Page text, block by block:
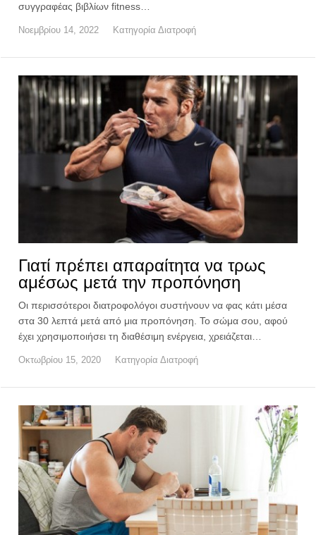
συγγραφέας βιβλίων fitness…
Νοεμβρίου 14, 2022 Κατηγορία Διατροφή
Γιατί πρέπει απαραίτητα να τρως
αμέσως μετά την προπόνηση
Οι περισσότεροι διατροφολόγοι συστήνουν να φας κάτι μέσα
στα 30 λεπτά μετά από μια προπόνηση. Το σώμα σου, αφού
έχει χρησιμοποιήσει τη διαθέσιμη ενέργεια, χρειάζεται…
Οκτωβρίου 15, 2020 Κατηγορία Διατροφή